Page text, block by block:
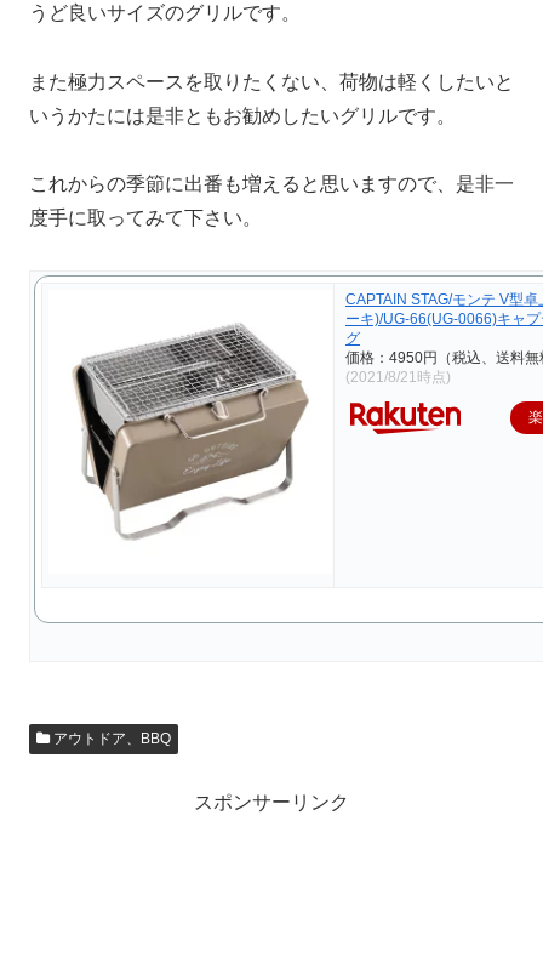
うど良いサイズのグリルです。
また極力スペースを取りたくない、荷物は軽くしたいと
いうかたには是非ともお勧めしたいグリルです。
これからの季節に出番も増えると思いますので、是非一
度手に取ってみて下さい。
CAPTAIN STAG/モンテ V型
ーキ)/UG-66(UG-0066)キャ
グ
価格：4950円（税込、送料無
(2021/8/21時点)
アウトドア、BBQ
スポンサーリンク